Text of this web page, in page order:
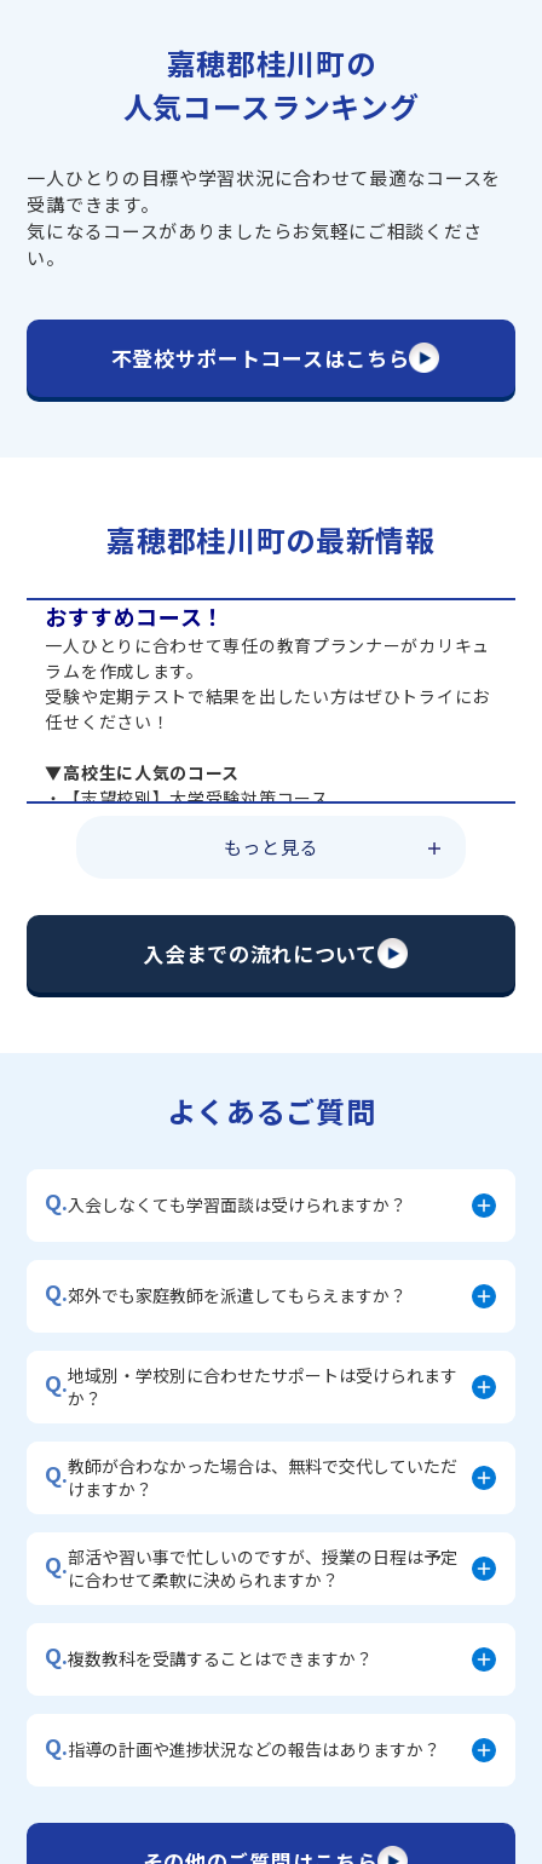
嘉穂郡桂川町の
人気コースランキング
一人ひとりの目標や学習状況に合わせて最適なコースを
受講できます。
気になるコースがありましたらお気軽にご相談くださ
い。
不登校サポートコースはこちら
嘉穂郡桂川町の最新情報
おすすめコース！
一人ひとりに合わせて専任の教育プランナーがカリキュ
ラムを作成します。
受験や定期テストで結果を出したい方はぜひトライにお
任せください！
▼高校生に人気のコース
・【志望校別】大学受験対策コース
・総合型選抜直前対策コース
・【志望校別】公立・私立高校受験対策コース
・宿題サポートコース
・学習習慣定着コース
もっと見る
入会までの流れについて
よくあるご質問
Q.入会しなくても学習面談は受けられますか？
Q.郊外でも家庭教師を派遣してもらえますか？
Q.地域別・学校別に合わせたサポートは受けられます
か？
Q.教師が合わなかった場合は、無料で交代していただ
けますか？
Q.部活や習い事で忙しいのですが、授業の日程は予定
に合わせて柔軟に決められますか？
Q.複数教科を受講することはできますか？
Q.指導の計画や進捗状況などの報告はありますか？